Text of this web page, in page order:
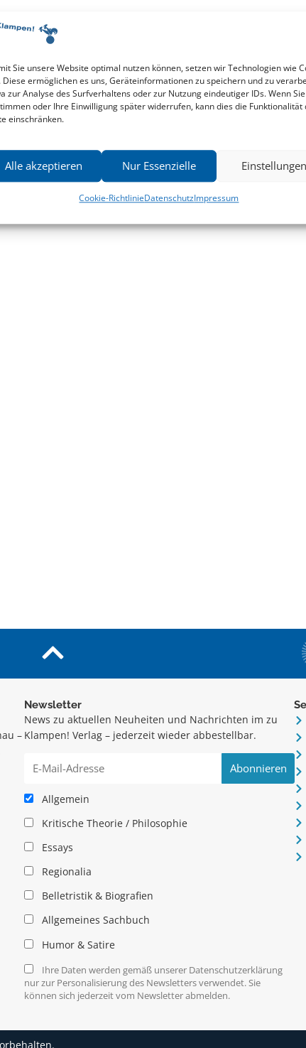
Sie unsere Website optimal nutzen können, setzen wir Technologien wie
Diese ermöglichen es uns, Geräteinformationen zu speichern und zu
zur Analyse des Surfverhaltens oder zur Nutzung eindeutiger IDs. Wenn
oder Ihre Einwilligung später widerrufen, kann dies die Funktionalität
einschränken.
Alle akzeptieren Nur Essenzielle Einstellungen
Cookie-RichtlinieDatenschutzImpressum
–
Newsletter
News zu aktuellen Neuheiten und Nachrichten im zu
Klampen! Verlag – jederzeit wieder abbestellbar.
Allgemein
Kritische Theorie / Philosophie
Essays
Regionalia
Belletristik & Biografien
Allgemeines Sachbuch
Humor & Satire
Ihre Daten werden gemäß unserer Datenschutzerklärung
nur zur Personalisierung des Newsletters verwendet. Sie
können sich jederzeit vom Newsletter abmelden.